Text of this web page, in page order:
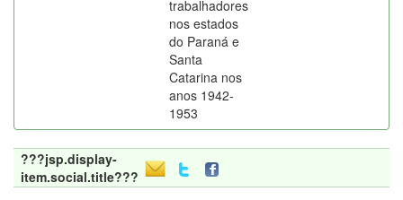
trabalhadores
nos estados
do Paraná e
Santa
Catarina nos
anos 1942-
1953
???jsp.display-
item.social.title???